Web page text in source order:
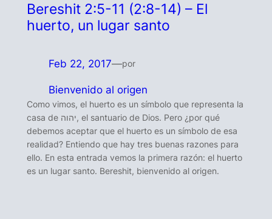
Bereshit 2:5-11 (2:8-14) – El
huerto, un lugar santo
Feb 22, 2017—por
Bienvenido al origen
Como vimos, el huerto es un símbolo que representa la
casa de יהוה, el santuario de Dios. Pero ¿por qué
debemos aceptar que el huerto es un símbolo de esa
realidad? Entiendo que hay tres buenas razones para
ello. En esta entrada vemos la primera razón: el huerto
es un lugar santo. Bereshit, bienvenido al origen.